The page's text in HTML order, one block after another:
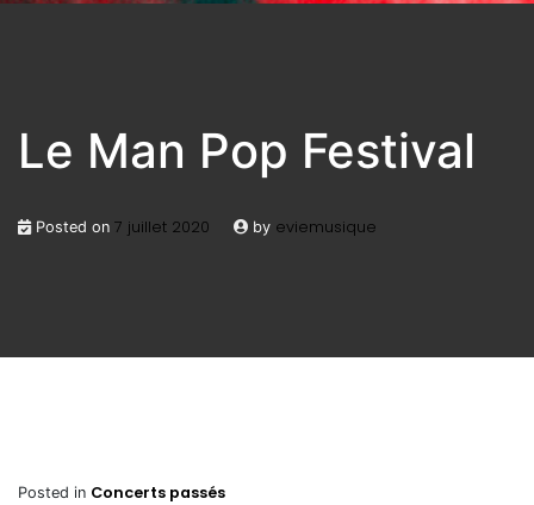
Le Man Pop Festival
Posted on 7 juillet 2020 by eviemusique
Posted in Concerts passés